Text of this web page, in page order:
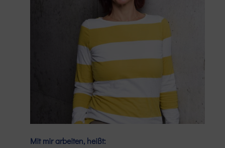
Mit mir arbeiten, heißt: